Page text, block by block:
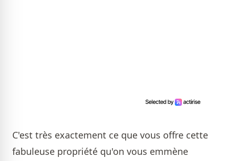
C'est très exactement ce que vous offre cette
fabuleuse propriété qu'on vous emmène